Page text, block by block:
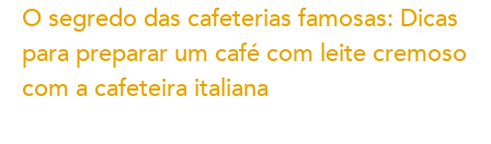
O segredo das cafeterias famosas: Dicas
para preparar um café com leite cremoso
com a cafeteira italiana